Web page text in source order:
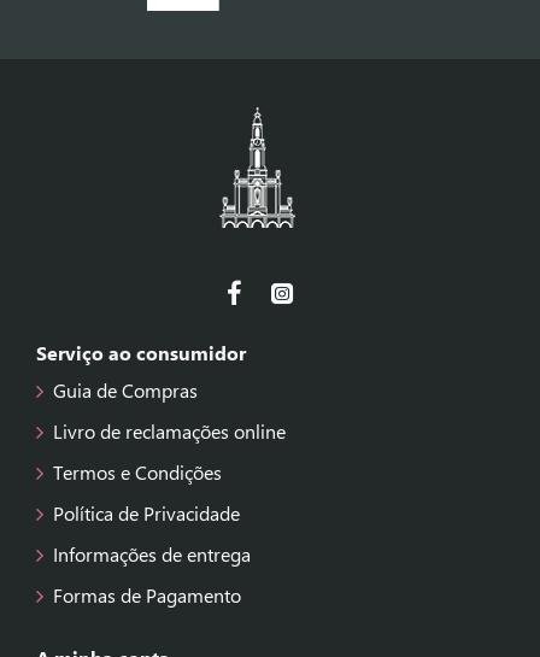
Serviço ao consumidor
Guia de Compras
Livro de reclamações online
Termos e Condições
Política de Privacidade
Informações de entrega
Formas de Pagamento